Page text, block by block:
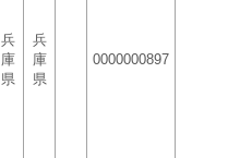
兵
庫
県
兵
庫
県
0000000897